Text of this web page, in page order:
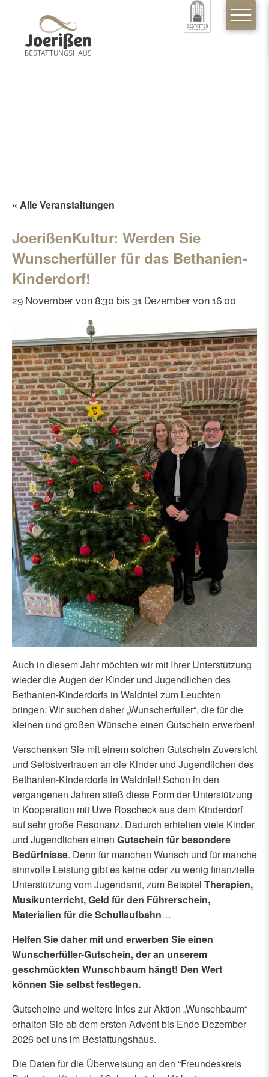
« Alle Veranstaltungen
JoerißenKultur: Werden Sie
Wunscherfüller für das Bethanien-
Kinderdorf!
29 November von 8:30 bis 31 Dezember von 16:00
Auch in diesem Jahr möchten wir mit Ihrer Unterstützung
wieder die Augen der Kinder und Jugendlichen des
Bethanien-Kinderdorfs in Waldniel zum Leuchten
bringen. Wir suchen daher „Wunscherfüller“, die für die
kleinen und großen Wünsche einen Gutschein erwerben!
Verschenken Sie mit einem solchen Gutschein Zuversicht
und Selbstvertrauen an die Kinder und Jugendlichen des
Bethanien-Kinderdorfs in Waldniel! Schon in den
vergangenen Jahren stieß diese Form der Unterstützung
in Kooperation mit Uwe Roscheck aus dem Kinderdorf
auf sehr große Resonanz. Dadurch erhielten viele Kinder
und Jugendlichen einen Gutschein für besondere
Bedürfnisse. Denn für manchen Wunsch und für manche
sinnvolle Leistung gibt es keine oder zu wenig finanzielle
Unterstützung vom Jugendamt, zum Beispiel Therapien,
Musikunterricht, Geld für den Führerschein,
Materialien für die Schullaufbahn…
Helfen Sie daher mit und erwerben Sie einen
Wunscherfüller-Gutschein, der an unserem
geschmückten Wunschbaum hängt! Den Wert
können Sie selbst festlegen.
Gutscheine und weitere Infos zur Aktion „Wunschbaum“
erhalten Sie ab dem ersten Advent bis Ende Dezember
2026 bei uns im Bestattungshaus.
Die Daten für die Überweisung an den “Freundeskreis